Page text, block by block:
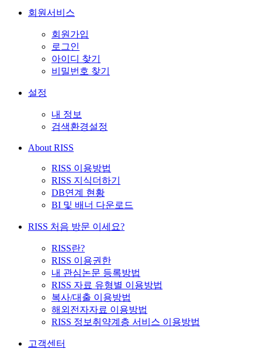
회원서비스
회원가입
로그인
아이디 찾기
비밀번호 찾기
설정
내 정보
검색환경설정
About RISS
RISS 이용방법
RISS 지식더하기
DB연계 현황
BI 및 배너 다운로드
RISS 처음 방문 이세요?
RISS란?
RISS 이용권한
내 관심논문 등록방법
RISS 자료 유형별 이용방법
복사/대출 이용방법
해외전자자료 이용방법
RISS 정보취약계층 서비스 이용방법
고객센터